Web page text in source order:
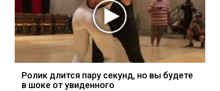
Ролик длится пару секунд, но вы будете
в шоке от увиденного